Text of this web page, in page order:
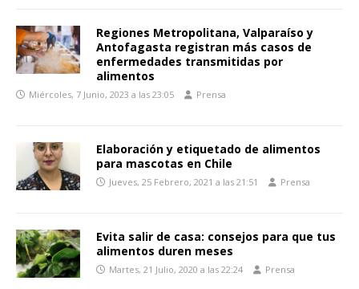
Regiones Metropolitana, Valparaíso y
Antofagasta registran más casos de
enfermedades transmitidas por
alimentos
Miércoles, 7 Junio, 2023 a las 23:05 Prensa
Elaboración y etiquetado de alimentos
para mascotas en Chile
Jueves, 25 Febrero, 2021 a las 21:51 Prensa
Evita salir de casa: consejos para que tus
alimentos duren meses
Martes, 21 Julio, 2020 a las 22:24 Prensa